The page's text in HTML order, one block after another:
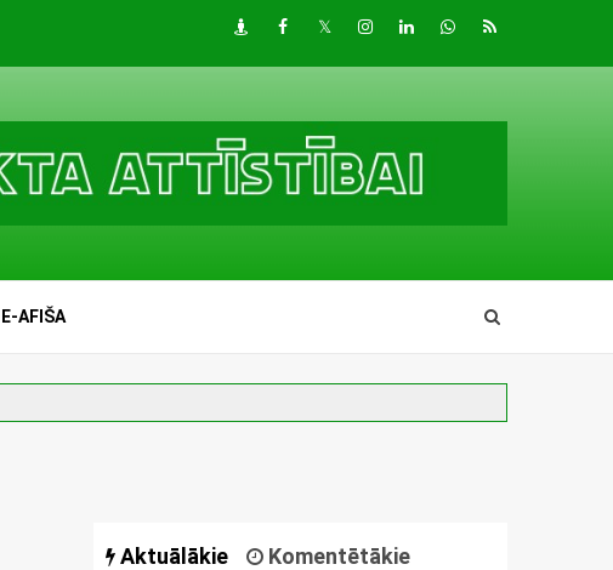
DraugiemFacebook
TwitterInstagram
LinkedInwhatsapp
RSS
E-AFIŠA
Aktuālākie Komentētākie